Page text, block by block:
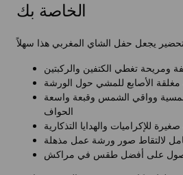
الخاصة بك
ومريحة تغطي الكتفين والركبتين
مغلقة الأصابع للمشي حول الورشة
وواقي الشمس وقبعة واسعة
الحواف
للإكراميات والهدايا التذكارية
لالتقاط صور ورشة عمل مذهلة
على أفضل طقس في مراكش